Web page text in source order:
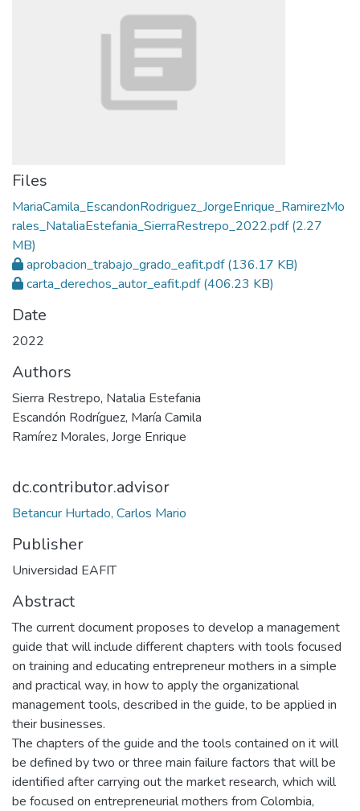
Files
MariaCamila_EscandonRodriguez_JorgeEnrique_RamirezMo
rales_NataliaEstefania_SierraRestrepo_2022.pdf(2.27
MB)
aprobacion_trabajo_grado_eafit.pdf(136.17 KB)
carta_derechos_autor_eafit.pdf(406.23 KB)
Date
2022
Authors
Sierra Restrepo, Natalia Estefania
Escandón Rodríguez, María Camila
Ramírez Morales, Jorge Enrique
dc.contributor.advisor
Betancur Hurtado, Carlos Mario
Publisher
Universidad EAFIT
Abstract
The current document proposes to develop a management
guide that will include different chapters with tools focused
on training and educating entrepreneur mothers in a simple
and practical way, in how to apply the organizational
management tools, described in the guide, to be applied in
their businesses.
The chapters of the guide and the tools contained on it will
be defined by two or three main failure factors that will be
identified after carrying out the market research, which will
be focused on entrepreneurial mothers from Colombia,